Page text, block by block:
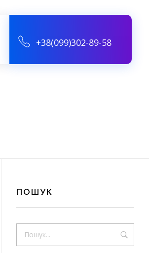
+38(099)302-89-58
ПОШУК